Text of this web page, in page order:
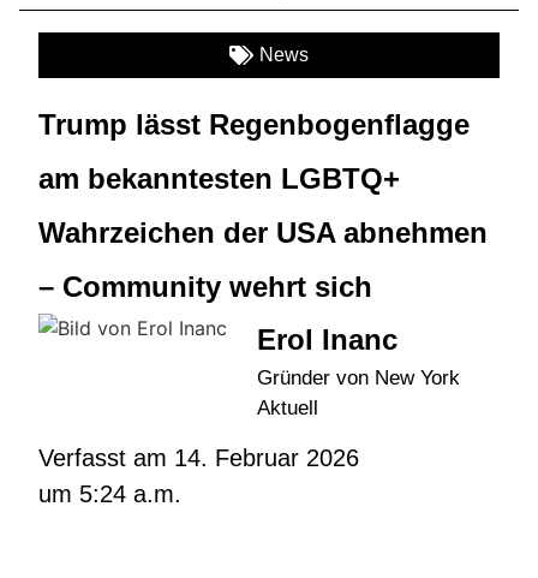
News
Trump lässt Regenbogenflagge
am bekanntesten LGBTQ+
Wahrzeichen der USA abnehmen
– Community wehrt sich
Erol Inanc
Gründer von New York
Aktuell
Verfasst am 14. Februar 2026
um 5:24 a.m.